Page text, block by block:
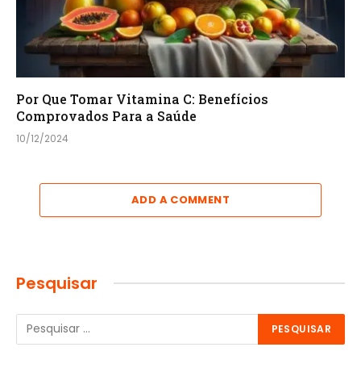
Por Que Tomar Vitamina C: Benefícios
Comprovados Para a Saúde
10/12/2024
ADD A COMMENT
Pesquisar